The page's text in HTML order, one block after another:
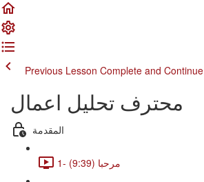
Previous Lesson Complete and Continue
محترف تحليل اعمال
المقدمة
1- مرحبا (9:39)